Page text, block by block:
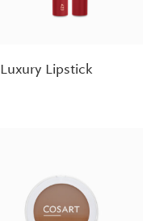
Luxury Lipstick